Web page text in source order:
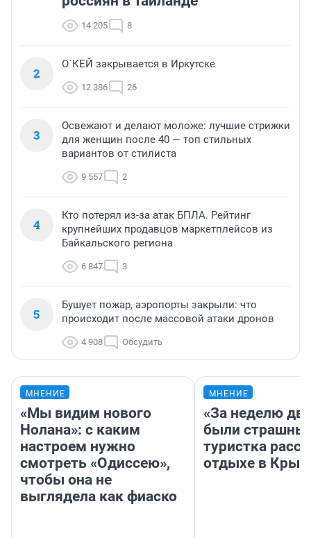
14 205 8
2
О`КЕЙ закрывается в Иркутске
12 386 26
3
Освежают и делают моложе: лучшие стрижки
для женщин после 40 — топ стильных
вариантов от стилиста
9 557 2
4
Кто потерял из-за атак БПЛА. Рейтинг
крупнейших продавцов маркетплейсов из
Байкальского региона
6 847 3
5
Бушует пожар, аэропорты закрыли: что
происходит после массовой атаки дронов
4 908 Обсудить
МНЕНИЕ
«Мы видим нового
Нолана»: с каким
настроем нужно
смотреть «Одиссею»,
чтобы она не
выглядела как фиаско
МНЕНИЕ
«За неделю
были
туристка
отдыхе в